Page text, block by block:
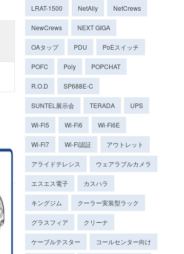
LRAT-1500 NetAlly NetCrews
NewCrews NEXT GIGA
OAタップ PDU PoEスイッチ
POFC Poly POPCHAT
R.O.D SP688E-C
SUNTEL展示会 TERADA UPS
Wi-Fi5 Wi-Fi6 Wi-Fi6E
Wi-Fi7 Wi-Fi認証 アウトレット
アライドテレシス ウェアラブルカメラ
エスエス電子 カスハラ
キングジム クーラー実装型ラック
グラスフィア クリーナ
ケーブルテスター コールセンター向け